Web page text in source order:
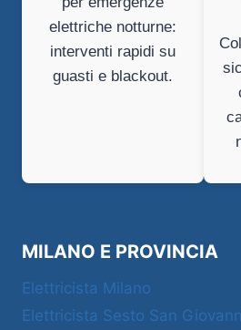
elettriche notturne:
interventi rapidi su
guasti e blackout.
MILANO E PROVINCIA
Elettricista Milano
Elettricista Sesto San